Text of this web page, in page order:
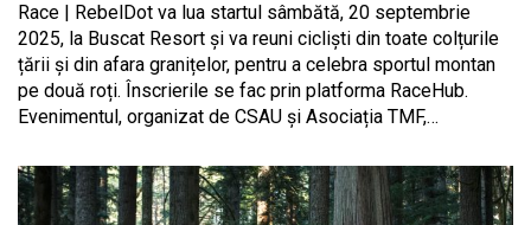
Race | RebelDot va lua startul sâmbătă, 20 septembrie
2025, la Buscat Resort și va reuni cicliști din toate colțurile
țării și din afara granițelor, pentru a celebra sportul montan
pe două roți. Înscrierile se fac prin platforma RaceHub.
Evenimentul, organizat de CSAU și Asociația TMF,…